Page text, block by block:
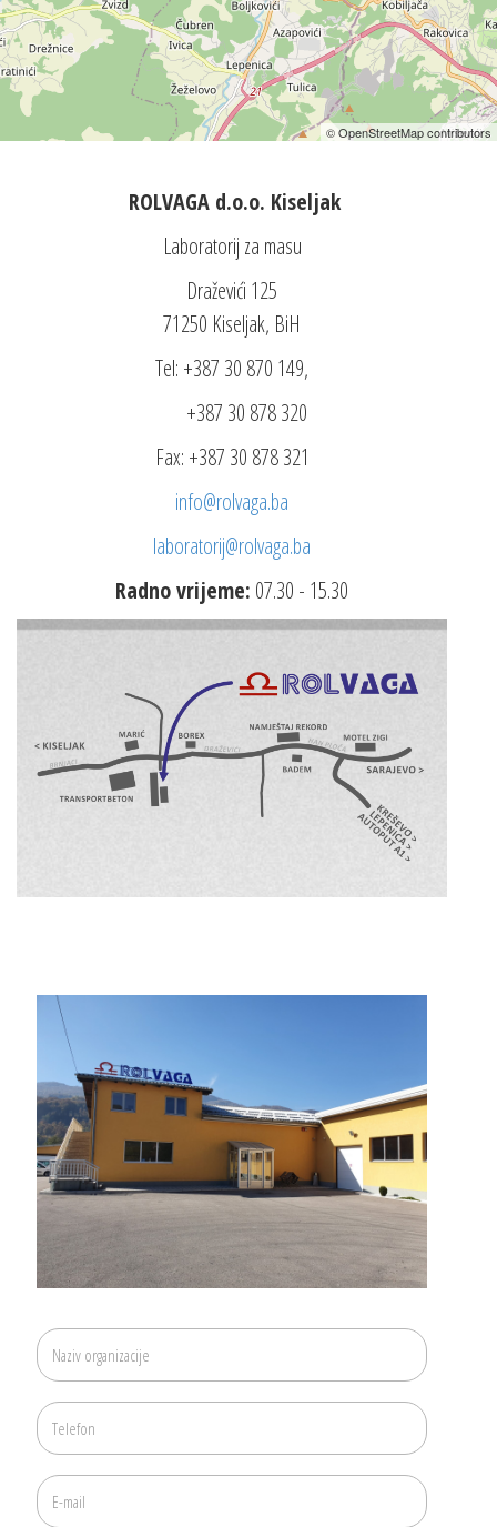
© OpenStreetMap contributors
ROLVAGA d.o.o. Kiseljak
Laboratorij za masu
Draževići 125
71250 Kiseljak, BiH
Tel: +387 30 870 149,
+387 30 878 320
Fax: +387 30 878 321
info@rolvaga.ba
laboratorij@rolvaga.ba
Radno vrijeme: 07.30 - 15.30